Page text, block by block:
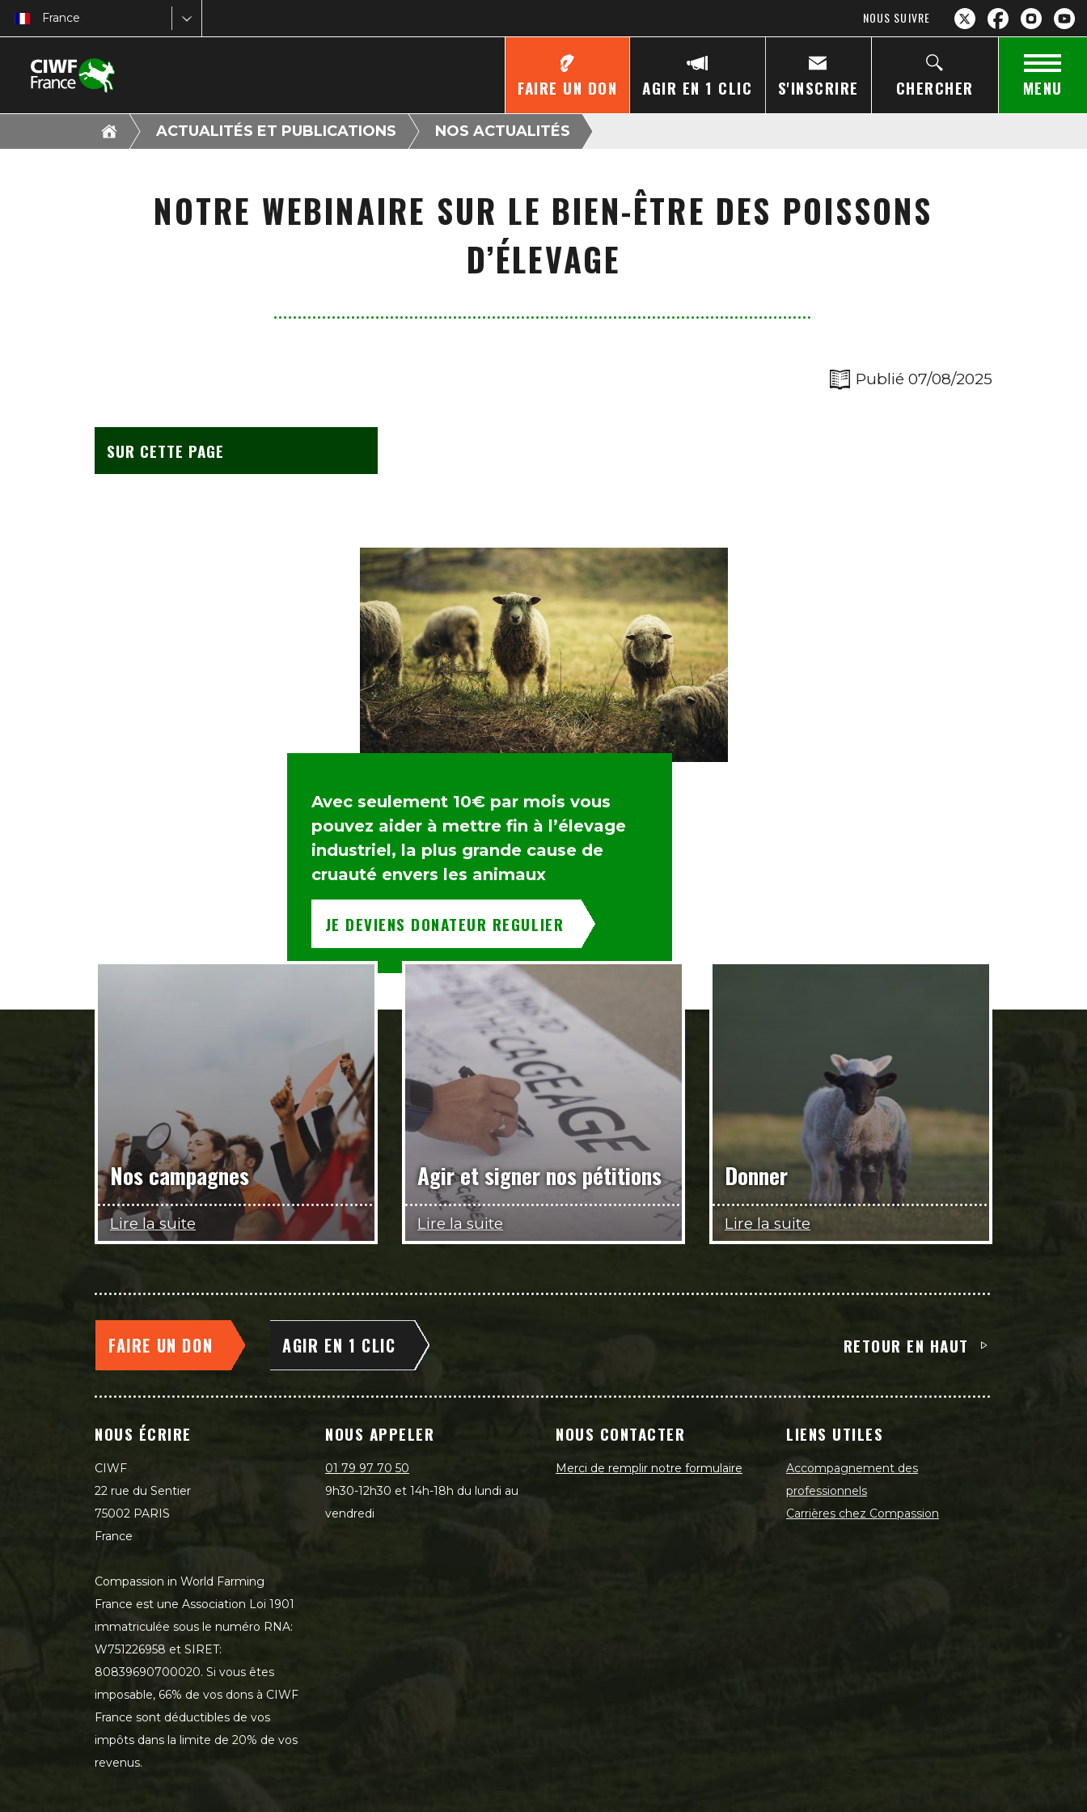
France NOUS SUIVRE
FAIRE UN DON AGIR EN 1 CLIC S'INSCRIRE CHERCHER MENU
ACTUALITÉS ET PUBLICATIONS NOS ACTUALITÉS
NOTRE WEBINAIRE SUR LE BIEN-ÊTRE DES POISSONS
D’ÉLEVAGE
Publié 07/08/2025
SUR CETTE PAGE
Avec seulement 10€ par mois vous
pouvez aider à mettre fin à l’élevage
industriel, la plus grande cause de
cruauté envers les animaux
JE DEVIENS DONATEUR REGULIER
Nos campagnes
Lire la suite
Agir et signer nos pétitions
Lire la suite
Donner
Lire la suite
FAIRE UN DON AGIR EN 1 CLIC RETOUR EN HAUT
NOUS ÉCRIRE
CIWF
22 rue du Sentier
75002 PARIS
France
Compassion in World Farming
France est une Association Loi 1901
immatriculée sous le numéro RNA:
W751226958 et SIRET:
80839690700020. Si vous êtes
imposable, 66% de vos dons à CIWF
France sont déductibles de vos
impôts dans la limite de 20% de vos
revenus.
NOUS APPELER
01 79 97 70 50
9h30-12h30 et 14h-18h du lundi au
vendredi
NOUS CONTACTER
Merci de remplir notre formulaire
LIENS UTILES
Accompagnement des
professionnels
Carrières chez Compassion